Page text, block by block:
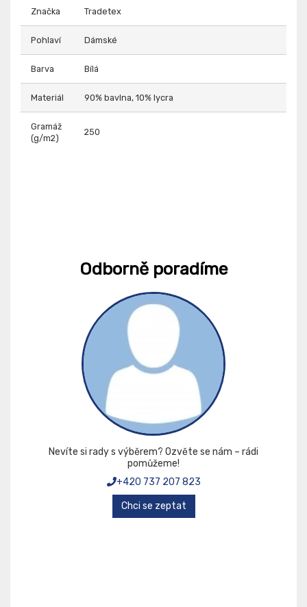
Značka Tradetex
Pohlaví Dámské
Barva Bílá
Materiál 90% bavlna, 10% lycra
Gramáž
(g/m2)
250
Odborně poradíme
Nevíte si rady s výběrem? Ozvěte se nám – rádi
pomůžeme!
+420 737 207 823
Chci se zeptat